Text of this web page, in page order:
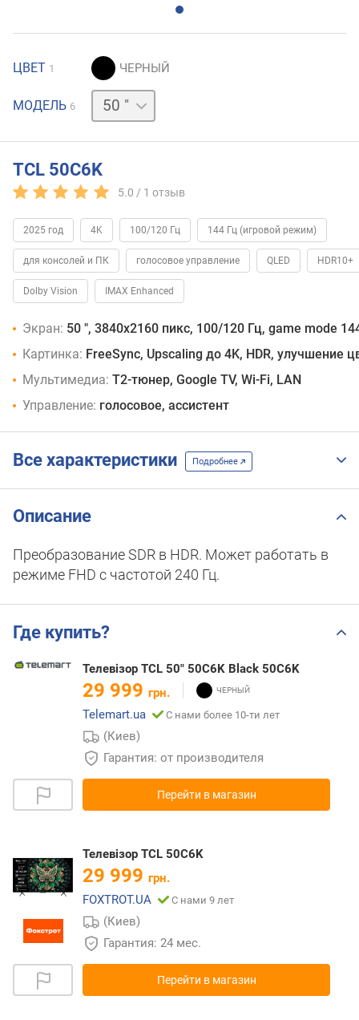
ЦВЕТ 1
МОДЕЛЬ 6
55 "65 " 85 "
TCL 50C6K
5.0 / 1 отзыв
2025 год 4K 100/120 Гц 144 Гц (игровой режим)
для консолей и ПК голосовое управление QLED HDR10+
Dolby Vision IMAX Enhanced
Экран: 50 ", 3840x2160 пикс, 100/120 Гц, game mode
Картинка: FreeSync, Upscaling до 4K, HDR, улучшение
Мультимедиа: T2-тюнер, Google TV, Wi-Fi, LAN
Управление: голосовое, ассистент
Все характеристики Подробнее
Описание
Преобразование SDR в HDR. Может работать в
режиме FHD с частотой 240 Гц.
Где купить?
Телевізор TCL 50" 50C6K Black 50C6K
29 999 грн.
Telemart.ua
С нами более 10-ти лет
(Киев)
Гарантия: от производителя
Перейти в магазин
Телевізор TCL 50C6K
29 999 грн.
FOXTROT.UA
С нами 9 лет
(Киев)
Гарантия: 24 мес.
Перейти в магазин